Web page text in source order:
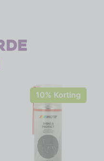
10% Korting